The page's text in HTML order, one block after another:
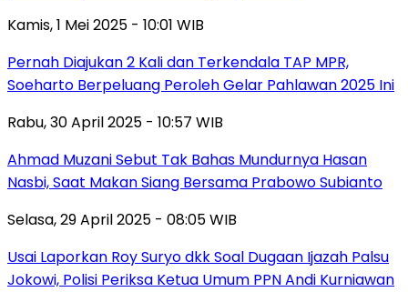
Kamis, 1 Mei 2025 - 10:01 WIB
Pernah Diajukan 2 Kali dan Terkendala TAP MPR,
Soeharto Berpeluang Peroleh Gelar Pahlawan 2025 Ini
Rabu, 30 April 2025 - 10:57 WIB
Ahmad Muzani Sebut Tak Bahas Mundurnya Hasan
Nasbi, Saat Makan Siang Bersama Prabowo Subianto
Selasa, 29 April 2025 - 08:05 WIB
Usai Laporkan Roy Suryo dkk Soal Dugaan Ijazah Palsu
Jokowi, Polisi Periksa Ketua Umum PPN Andi Kurniawan